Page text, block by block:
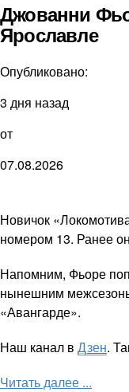
Джованни
Ярославле
Опубликовано:
3 дня назад
от
07.08.2026
Новичок
номером 13. Ранее
Напомним, Фьоре
нынешним
«Авангарде».
Наш канал в Дзен.
Читать далее ...